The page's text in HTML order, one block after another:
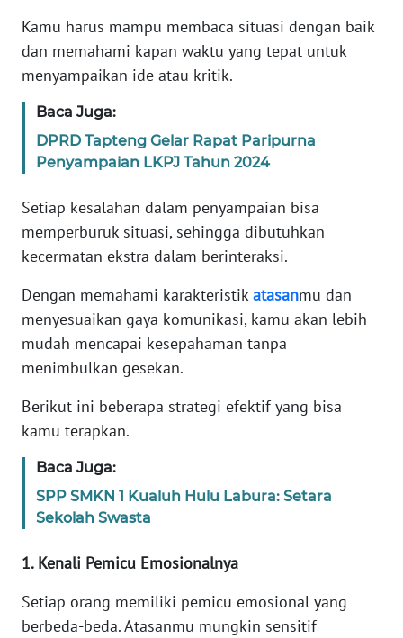
Kamu harus mampu membaca situasi dengan baik
dan memahami kapan waktu yang tepat untuk
menyampaikan ide atau kritik.
Baca Juga:
DPRD Tapteng Gelar Rapat Paripurna
Penyampaian LKPJ Tahun 2024
Setiap kesalahan dalam penyampaian bisa
memperburuk situasi, sehingga dibutuhkan
kecermatan ekstra dalam berinteraksi.
Dengan memahami karakteristikatasanmu dan
menyesuaikan gaya komunikasi, kamu akan lebih
mudah mencapai kesepahaman tanpa
menimbulkan gesekan.
Berikut ini beberapa strategi efektif yang bisa
kamu terapkan.
Baca Juga:
SPP SMKN 1 Kualuh Hulu Labura: Setara
Sekolah Swasta
1. Kenali Pemicu Emosionalnya
Setiap orang memiliki pemicu emosional yang
berbeda-beda. Atasanmu mungkin sensitif
KONTAK
KAMI
IKLAN
TENTANG
PEDOMAN
MEDIA
SIBER
REDAKSI
DISCLAIMER
Regional
WN
JAKARTA